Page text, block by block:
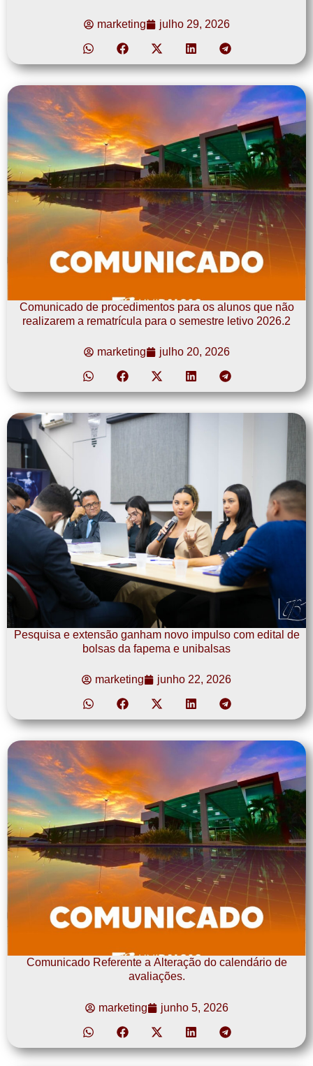
marketing julho 29, 2026
Comunicado de procedimentos para os alunos que não
realizarem a rematrícula para o semestre letivo 2026.2
marketing julho 20, 2026
Pesquisa e extensão ganham novo impulso com edital de
bolsas da fapema e unibalsas
marketing junho 22, 2026
Comunicado Referente a Alteração do calendário de
avaliações.
marketing junho 5, 2026